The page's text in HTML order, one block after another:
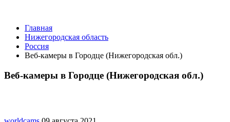
Главная
Нижегородская область
Россия
Веб-камеры в Городце (Нижегородская обл.)
Веб-камеры в Городце (Нижегородская обл.)